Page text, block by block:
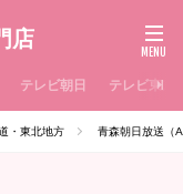
店
テレビ朝日 テレビ東京
・東北地方 青森朝日放送（